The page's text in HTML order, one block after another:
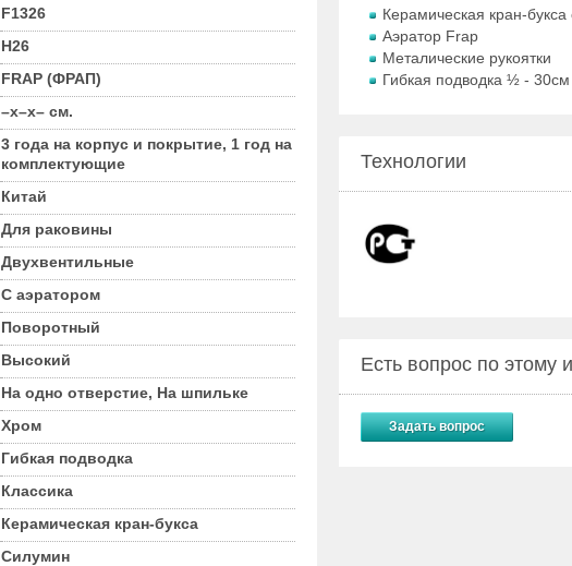
F1326
H26
FRAP (ФРАП)
–x–x– см.
3 года на корпус и покрытие, 1 год на
комплектующие
Китай
Для раковины
Двухвентильные
С аэратором
Поворотный
Высокий
На одно отверстие, На шпильке
Хром
Гибкая подводка
Классика
Керамическая кран-букса
Силумин
Керамическая кран-
Аэратор Frap
Металические рукоятки
Гибкая подводка ½ - 30см
Технологии
Есть вопрос по этому
Задать вопрос